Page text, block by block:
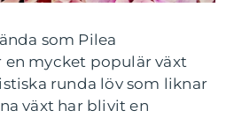
som Pilea
en mycket populär växt
runda löv som liknar
växt har blivit en